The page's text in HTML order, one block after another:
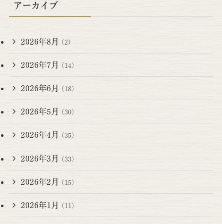
アーカイブ
2026年8月 (2)
2026年7月 (14)
2026年6月 (18)
2026年5月 (30)
2026年4月 (35)
2026年3月 (33)
2026年2月 (15)
2026年1月 (11)